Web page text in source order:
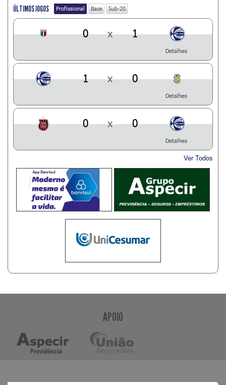
ÚLTIMOS JOGOS Profissional Base Sub-20
0 x 1
Detalhes
1 x 0
Detalhes
0 x 0
Detalhes
Ver Todos
APOIO